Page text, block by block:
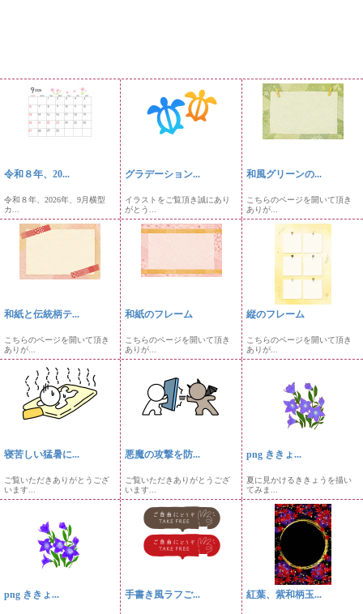
令和８年、20...
令和８年、2026年、9月横型
カ...
グラデーション...
イラストをご覧頂き誠にあり
がとう...
和風グリーンの...
こちらのページを開いて頂き
ありが...
和紙と伝統柄テ...
こちらのページを開いて頂き
ありが...
和紙のフレーム
こちらのページを開いて頂き
ありが...
縦のフレーム
こちらのページを開いて頂き
ありが...
寝苦しい猛暑に...
ご覧いただきありがとうござ
います...
悪魔の攻撃を防...
ご覧いただきありがとうござ
います...
png ききょ...
夏に見かけるききょうを描い
てみま...
png ききょ... 手書き風ラフご... 紅葉、紫和柄玉...